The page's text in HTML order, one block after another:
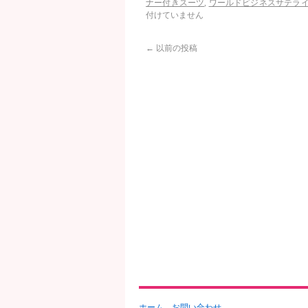
ナー付きスーツ, ワールドビジネスサテラ
付けていません
← 以前の投稿